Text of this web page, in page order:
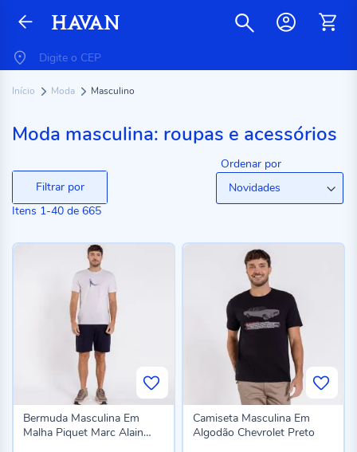
Início Moda Masculino
Moda masculina: roupas e acessórios
Itens 1-40 de 665
Filtrar por
Ordenar por
Bermuda Masculina Em
Malha Piquet Marc Alain
Camiseta Masculina Em
Algodão Chevrolet Preto